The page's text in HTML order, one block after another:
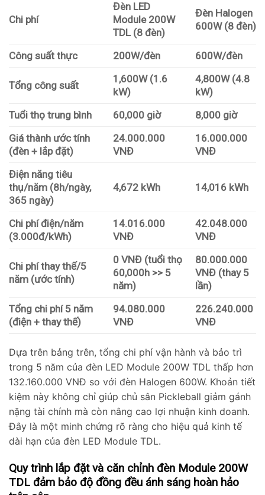
Chi phí
Đèn LED
Module 200W
TDL (8 đèn)
Đèn Halogen
600W (8 đèn)
Công suất thực 200W/đèn 600W/đèn
Tổng công suất
1,600W (1.6
kW)
4,800W (4.8
kW)
Tuổi thọ trung bình
60,000 giờ
8,000 giờ
Giá thành ước tính
(đèn + lắp đặt)
24.000.000
VNĐ
16.000.000
VNĐ
Điện năng tiêu
thụ/năm (8h/ngày,
365 ngày)
4,672 kWh 14,016 kWh
Chi phí điện/năm
(3.000đ/kWh)
14.016.000
VNĐ
42.048.000
VNĐ
Chi phí thay thế/5
năm (ước tính)
0 VNĐ (tuổi thọ
60,000h >> 5
năm)
80.000.000
VNĐ (thay 5
lần)
Tổng chi phí 5 năm
(điện + thay thế)
94.080.000
VNĐ
226.240.000
VNĐ
Dựa trên bảng trên, tổng chi phí vận hành và bảo trì
trong 5 năm của đèn LED Module 200W TDL thấp hơn
132.160.000 VNĐ so với đèn Halogen 600W. Khoản tiết
kiệm này không chỉ giúp chủ sân Pickleball giảm gánh
nặng tài chính mà còn nâng cao lợi nhuận kinh doanh.
Đây là một minh chứng rõ ràng cho hiệu quả kinh tế
dài hạn của đèn LED Module TDL.
Quy trình lắp đặt và căn chỉnh đèn Module 200W
TDL đảm bảo độ đồng đều ánh sáng hoàn hảo